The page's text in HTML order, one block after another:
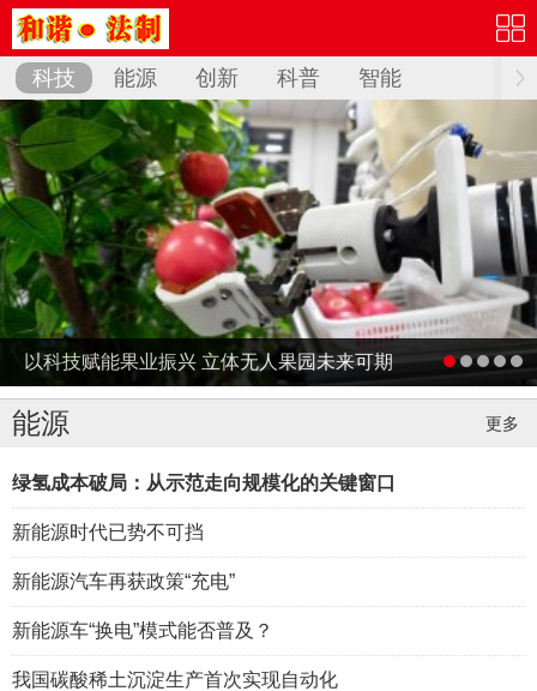
科技 能源 创新 科普 智能
以科技赋能果业振兴 立体无人果园未来可期
能源 更多
绿氢成本破局：从示范走向规模化的关键窗口
新能源时代已势不可挡
新能源汽车再获政策“充电”
新能源车“换电”模式能否普及？
我国碳酸稀土沉淀生产首次实现自动化